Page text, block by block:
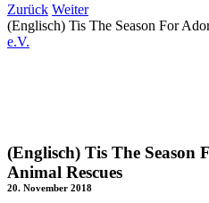
Facebook
YouTube
Instagram
Tiktok
Zurück Weiter
(Englisch) Tis The Season For
e.V.
(Englisch) Tis The Season
Animal Rescues
20. November 2018